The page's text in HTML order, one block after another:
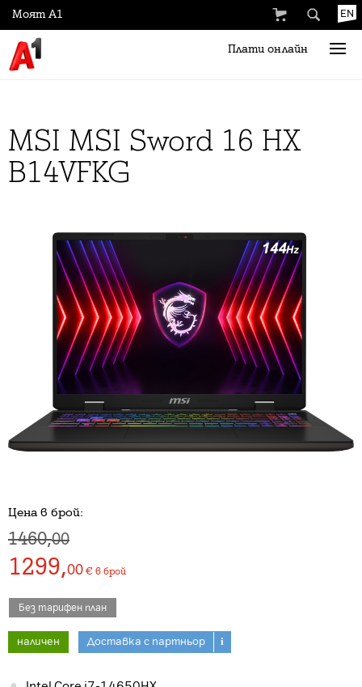
EN
Плати онлайн
Моят А1
MSI MSI Sword 16 HX
B14VFKG
Цена в брой:
1460,00
1299,00 € в брой
Без тарифен план
наличен Доставка с партньор i